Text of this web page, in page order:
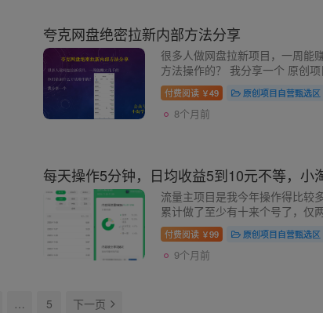
夸克网盘绝密拉新内部方法分享
很多人做网盘拉新项目，一周能
方法操作的？ 我分享一个 原创项
付费阅读 ￥49 原创项目自营甄选区
8个月前
流量主项目是我今年操作得比较
累计做了至少有十来个号了，仅
都还在流量池里，吃推荐流量的
天要分享的这个号的推流及...
付费阅读 ￥99 原创项目自营甄选区
9个月前
… 5 下一页